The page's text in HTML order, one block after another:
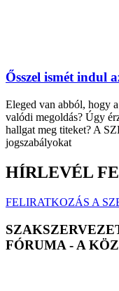
Ősszel ismét indul
Eleged van abból, hogy
valódi megoldás? Úgy
hallgat meg titeket? A
jogszabályokat
HÍRLEVÉL
FELIRATKOZÁS A
FÓRUMA - A